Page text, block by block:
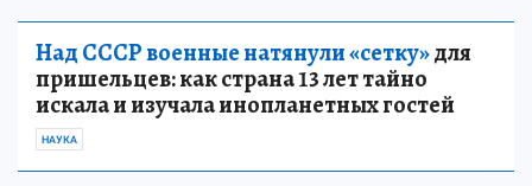
Над СССР военные натянули «сетку»для
пришельцев: как страна 13 лет тайно
искала и изучала инопланетных гостей
НАУКА